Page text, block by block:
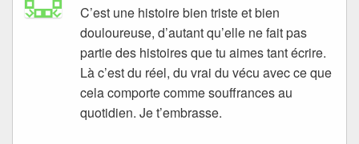
C’est une histoire bien triste et bien
douloureuse, d’autant qu’elle ne fait pas
partie des histoires que tu aimes tant écrire.
Là c’est du réel, du vrai du vécu avec ce que
cela comporte comme souffrances au
quotidien. Je t’embrasse.